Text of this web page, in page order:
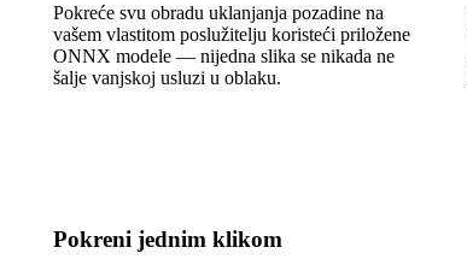
Pokreće svu obradu uklanjanja pozadine na
vašem vlastitom poslužitelju koristeći priložene
ONNX modele — nijedna slika se nikada ne
šalje vanjskoj usluzi u oblaku.
Pokreni jednim klikom